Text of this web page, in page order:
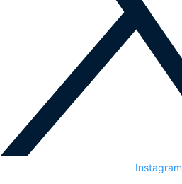
Instagram